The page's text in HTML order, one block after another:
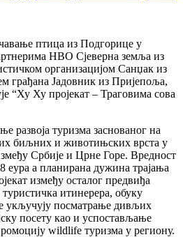
птица из Подгорице у
НВО Сјеверна земља из
организацијом Санџак из
грађана Јадовник из Пријепоља,
“Ху Ху пројекат – Траговима сова
развоја туризма заснованог на
биљних и животињских врста у
Србије и Црне Горе. Вредност
еура а планирана дужина трајања
између осталог предвиђа
итинерера, обуку
укључују посматрање дивљих
посету као и успостављање
wildlife туризма у региону.